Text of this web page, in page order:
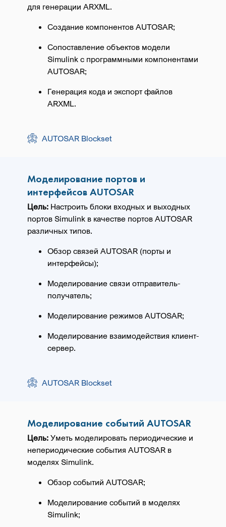
для генерации ARXML.
Создание компонентов AUTOSAR;
Сопоставление объектов модели
Simulink с программными компонентами
AUTOSAR;
Генерация кода и экспорт файлов
ARXML.
AUTOSAR Blockset
Моделирование портов и
интерфейсов AUTOSAR
Цель: Настроить блоки входных и выходных
портов Simulink в качестве портов AUTOSAR
различных типов.
Обзор связей AUTOSAR (порты и
интерфейсы);
Моделирование связи отправитель-
получатель;
Моделирование режимов AUTOSAR;
Моделирование взаимодействия клиент-
сервер.
AUTOSAR Blockset
Моделирование событий AUTOSAR
Цель: Уметь моделировать периодические и
непериодические события AUTOSAR в
моделях Simulink.
Обзор событий AUTOSAR;
Моделирование событий в моделях
Simulink;